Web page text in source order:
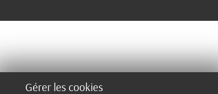
Gérer les cookies